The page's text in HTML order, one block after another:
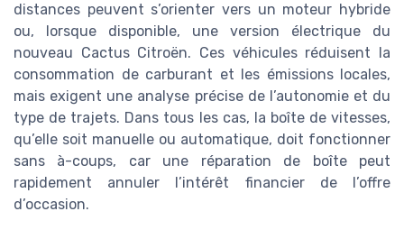
distances peuvent s’orienter vers un moteur hybride
ou, lorsque disponible, une version électrique du
nouveau Cactus Citroën. Ces véhicules réduisent la
consommation de carburant et les émissions locales,
mais exigent une analyse précise de l’autonomie et du
type de trajets. Dans tous les cas, la boîte de vitesses,
qu’elle soit manuelle ou automatique, doit fonctionner
sans à-coups, car une réparation de boîte peut
rapidement annuler l’intérêt financier de l’offre
d’occasion.